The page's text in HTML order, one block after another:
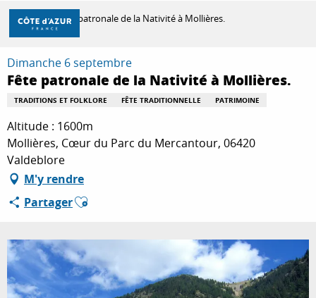
Aller
contenu
principal
DÉCOUVRIR
À FAIRE
SÉJOURNER
Accueil Fête patronale de la Nativité à Mollières.
Dimanche 6 septembre
Fête patronale de la Nativité à Mollières.
TRADITIONS ET FOLKLORE FÊTE TRADITIONNELLE PATRIMOINE
Altitude : 1600m
Mollières, Cœur du Parc du Mercantour, 06420
Valdeblore
M'y rendre
PartagerAjouter aux favoris